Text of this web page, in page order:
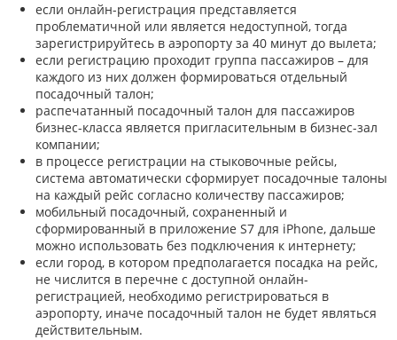
если онлайн-регистрация представляется
проблематичной или является недоступной, тогда
зарегистрируйтесь в аэропорту за 40 минут до вылета;
если регистрацию проходит группа пассажиров – для
каждого из них должен формироваться отдельный
посадочный талон;
распечатанный посадочный талон для пассажиров
бизнес-класса является пригласительным в бизнес-зал
компании;
в процессе регистрации на стыковочные рейсы,
система автоматически сформирует посадочные талоны
на каждый рейс согласно количеству пассажиров;
мобильный посадочный, сохраненный и
сформированный в приложение S7 для iPhone, дальше
можно использовать без подключения к интернету;
если город, в котором предполагается посадка на рейс,
не числится в перечне с доступной онлайн-
регистрацией, необходимо регистрироваться в
аэропорту, иначе посадочный талон не будет являться
действительным.